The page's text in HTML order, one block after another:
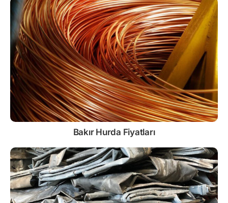
Bakır Hurda Fiyatları